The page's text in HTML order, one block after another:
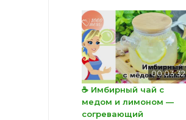
00:03:32
☕ Имбирный чай с
медом и лимоном —
согревающий